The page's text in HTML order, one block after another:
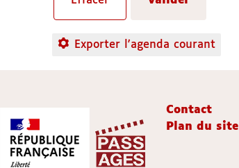
Exporter l'agenda courant
Contact
Plan du site